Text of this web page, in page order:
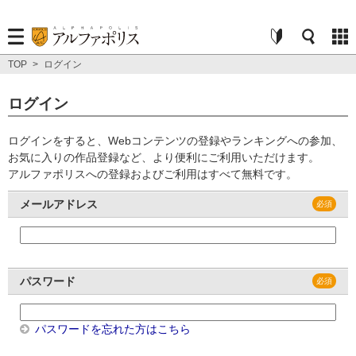
TOP > ログイン
ログイン
ログインをすると、Webコンテンツの登録やランキングへの参加、
お気に入りの作品登録など、より便利にご利用いただけます。
アルファポリスへの登録およびご利用はすべて無料です。
メールアドレス
パスワード
パスワードを忘れた方はこちら